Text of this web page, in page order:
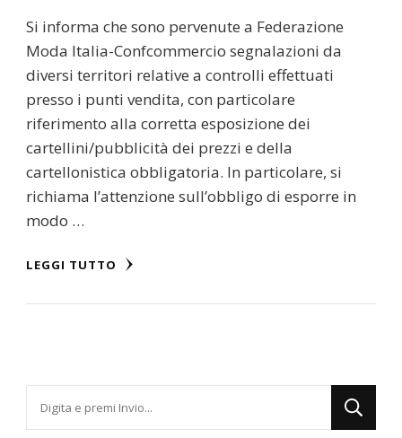
Si informa che sono pervenute a Federazione
Moda Italia-Confcommercio segnalazioni da
diversi territori relative a controlli effettuati
presso i punti vendita, con particolare
riferimento alla corretta esposizione dei
cartellini/pubblicità dei prezzi e della
cartellonistica obbligatoria. In particolare, si
richiama l’attenzione sull’obbligo di esporre in
modo …
LEGGI TUTTO